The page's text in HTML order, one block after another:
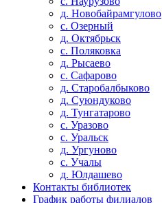
д. Новобайрамгулово
с. Озерный
д. Октябрьск
с. Поляковка
д. Рысаево
с. Сафарово
д. Старобалбыково
д. Суюндуково
д. Тунгатарово
с. Уразово
с. Уральск
д. Ургуново
с. Учалы
д. Юлдашево
Контакты библиотек
График работы филиалов